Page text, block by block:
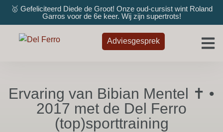
🥇 Gefeliciteerd Diede de Groot! Onze oud-cursist wint Roland
Garros voor de 6e keer. Wij zijn supertrots!
Adviesgesprek
Ervaring van Bibian Mentel ✝ •
2017 met de Del Ferro
(top)sporttraining